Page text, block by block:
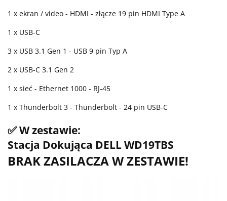
1 x ekran / video - HDMI - złącze 19 pin HDMI Type A
1 x USB-C
3 x USB 3.1 Gen 1 - USB 9 pin Typ A
2 x USB-C 3.1 Gen 2
1 x sieć - Ethernet 1000 - RJ-45
1 x Thunderbolt 3 - Thunderbolt - 24 pin USB-C
✅ W zestawie:
Stacja Dokująca DELL WD19TBS
BRAK ZASILACZA W ZESTAWIE!